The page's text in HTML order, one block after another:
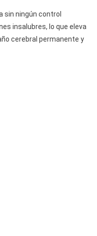
sin ningún control
insalubres, lo que eleva
cerebral permanente y